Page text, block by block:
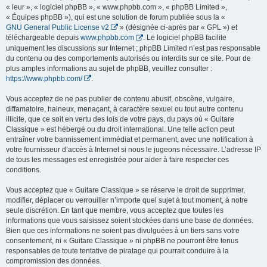
« leur », « logiciel phpBB », « www.phpbb.com », « phpBB Limited »,
« Équipes phpBB »), qui est une solution de forum publiée sous la «
GNU General Public License v2
» (désignée ci-après par « GPL ») et
téléchargeable depuis www.phpbb.com
. Le logiciel phpBB facilite
uniquement les discussions sur Internet ; phpBB Limited n’est pas responsable
du contenu ou des comportements autorisés ou interdits sur ce site. Pour de
plus amples informations au sujet de phpBB, veuillez consulter :
https://www.phpbb.com/
Vous acceptez de ne pas publier de contenu abusif, obscène, vulgaire,
diffamatoire, haineux, menaçant, à caractère sexuel ou tout autre contenu
illicite, que ce soit en vertu des lois de votre pays, du pays où « Guitare
Classique » est hébergé ou du droit international. Une telle action peut
entraîner votre bannissement immédiat et permanent, avec une notification à
votre fournisseur d’accès à Internet si nous le jugeons nécessaire. L’adresse IP
de tous les messages est enregistrée pour aider à faire respecter ces
conditions.
Vous acceptez que « Guitare Classique » se réserve le droit de supprimer,
modifier, déplacer ou verrouiller n’importe quel sujet à tout moment, à notre
seule discrétion. En tant que membre, vous acceptez que toutes les
informations que vous saisissez soient stockées dans une base de données.
Bien que ces informations ne soient pas divulguées à un tiers sans votre
consentement, ni « Guitare Classique » ni phpBB ne pourront être tenus
responsables de toute tentative de piratage qui pourrait conduire à la
compromission des données.